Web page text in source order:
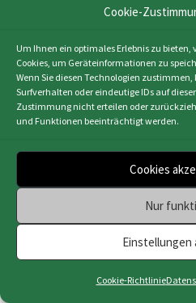
Cookie-
Um Ihnen ein optimales Erlebnis zu
Cookies, um Geräteinformationen zu
Wenn Sie diesen Technologien
Surfverhalten oder eindeutige IDs auf
Zustimmung nicht erteilen oder
und Funktionen beeinträchtigt werden.
Cookies
Nur
Einstellungen
Cookie-Richtlinie
KALENDER (ICS)
GOOGLE
Impressum|
Webdesign &